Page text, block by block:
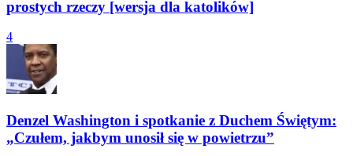
prostych rzeczy [wersja dla katolików]
4
Denzel Washington i spotkanie z Duchem Świętym:
„Czułem, jakbym unosił się w powietrzu”